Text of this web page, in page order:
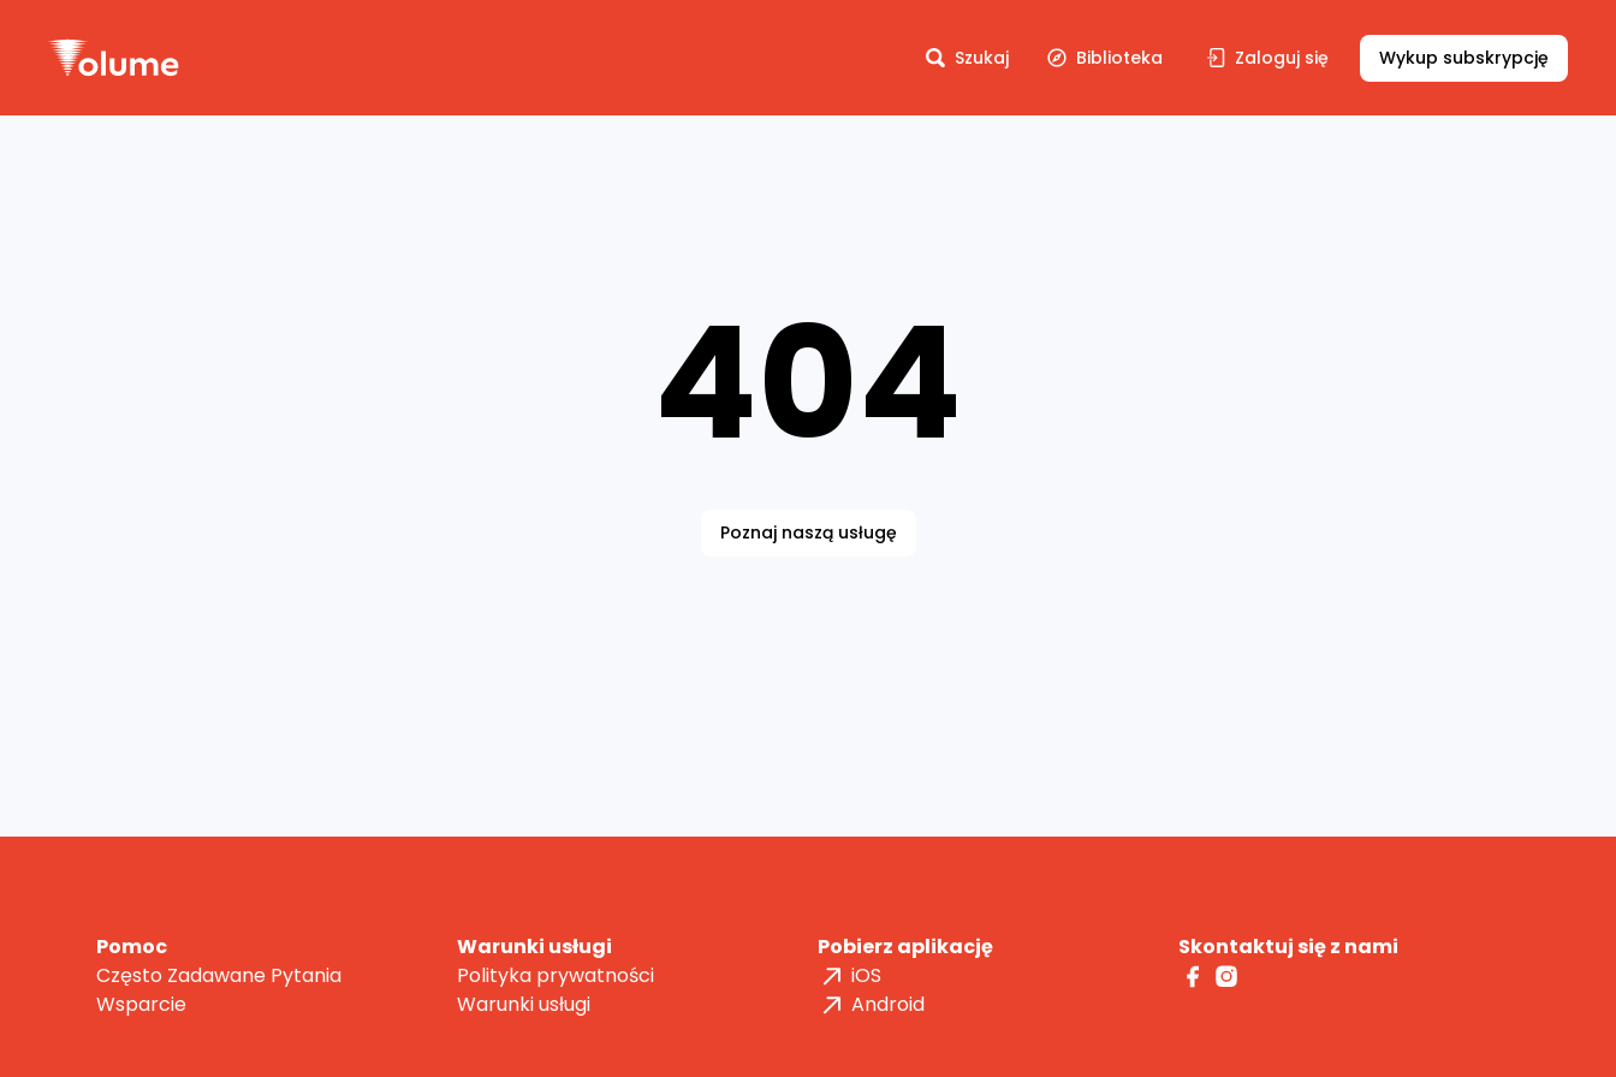
Szukaj Biblioteka Zaloguj się Wykup subskrypcję
404
Poznaj naszą usługę
Pomoc
Często Zadawane Pytania
Wsparcie
Warunki usługi
Polityka prywatności
Warunki usługi
Pobierz aplikację
iOS
Android
Skontaktuj się z nami